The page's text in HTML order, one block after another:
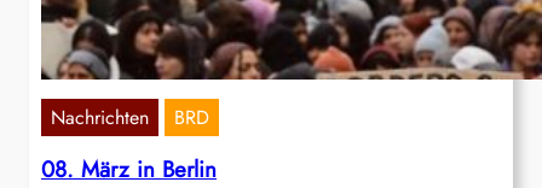
Nachrichten BRD
08. März in Berlin